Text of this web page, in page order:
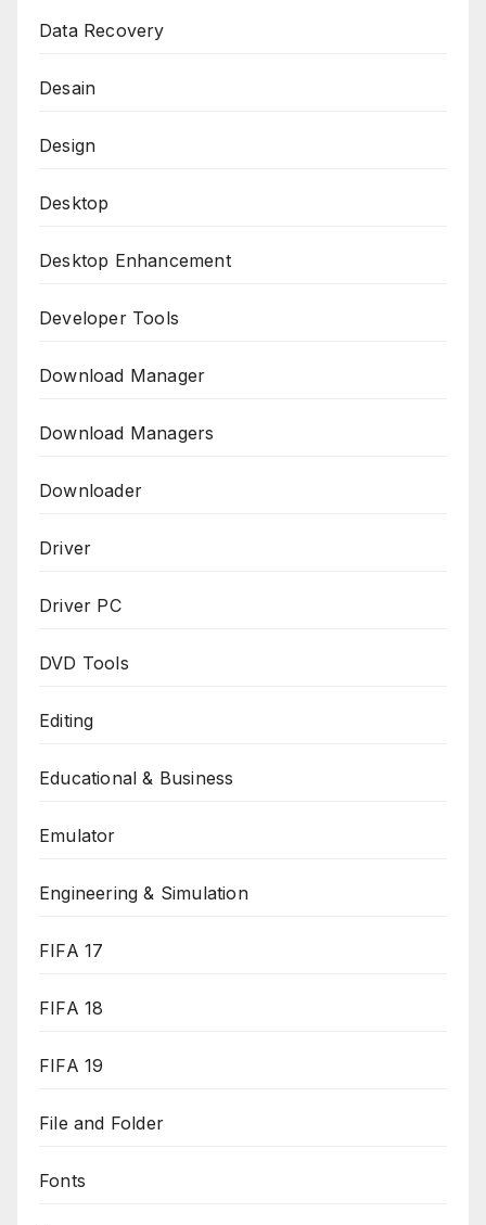
Data Recovery
Desain
Design
Desktop
Desktop Enhancement
Developer Tools
Download Manager
Download Managers
Downloader
Driver
Driver PC
DVD Tools
Editing
Educational & Business
Emulator
Engineering & Simulation
FIFA 17
FIFA 18
FIFA 19
File and Folder
Fonts